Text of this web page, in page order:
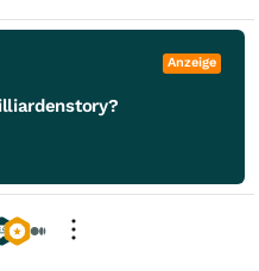
Anzeige